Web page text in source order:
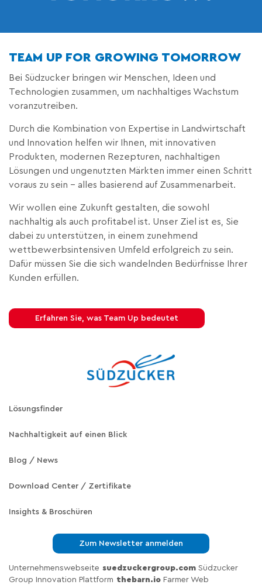
TEAM UP FOR GROWING TOMORROW
Bei Südzucker bringen wir Menschen, Ideen und
Technologien zusammen, um nachhaltiges Wachstum
voranzutreiben.
Durch die Kombination von Expertise in Landwirtschaft
und Innovation helfen wir Ihnen, mit innovativen
Produkten, modernen Rezepturen, nachhaltigen
Lösungen und ungenutzten Märkten immer einen Schritt
voraus zu sein – alles basierend auf Zusammenarbeit.
Wir wollen eine Zukunft gestalten, die sowohl
nachhaltig als auch profitabel ist. Unser Ziel ist es, Sie
dabei zu unterstützen, in einem zunehmend
wettbewerbsintensiven Umfeld erfolgreich zu sein.
Dafür müssen Sie die sich wandelnden Bedürfnisse Ihrer
Kunden erfüllen.
Erfahren Sie, was Team Up bedeutet
Lösungsfinder
Nachhaltigkeit auf einen Blick
Blog / News
Download Center / Zertifikate
Insights & Broschüren
Zum Newsletter anmelden
Unternehmenswebseite suedzuckergroup.com Südzucker
Group Innovation Plattform thebarn.io Farmer Web